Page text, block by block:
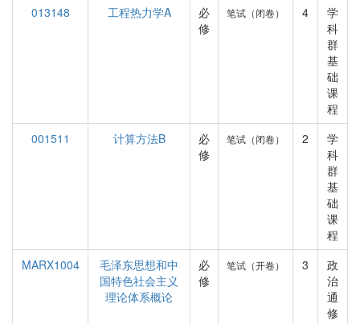
013148
工程热力学A
必
修
笔试（闭卷） 4
学
科
群
基
础
课
程
001511
计算方法B
必
修
笔试（闭卷） 2
学
科
群
基
础
课
程
MARX1004
毛泽东思想和中
国特色社会主义
理论体系概论
必
修
笔试（开卷） 3
政
治
通
修